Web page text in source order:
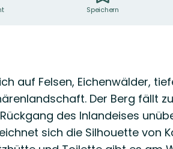
Speichern
auf Felsen, Eichenwälder,
Der Berg fällt
des Inlandeises
sich die Silhouette von